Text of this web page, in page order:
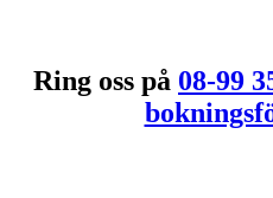
Ring oss på 08-99